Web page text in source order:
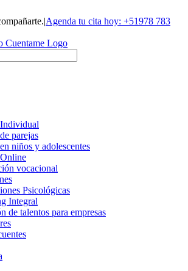
|Agenda tu cita hoy: +51978 783
parejas
niños y adolescentes
vocacional
Psicológicas
Integral
de talentos para empresas